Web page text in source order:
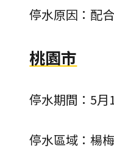
停水原因：配
桃園市
停水期間：5月
停水區域：楊